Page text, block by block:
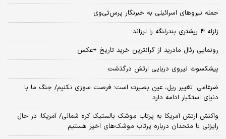
حمله نیروهای اسرائیلی به خبرنگار پرس‌تی‌وی
زلزله ۴ ریشتری بندرلنگه را لرزاند
رونمایی رئال مادرید از گرانترین خرید تاریخ +عکس
پیشکسوت نیروی دریایی ارتش درگذشت
ضرغامی: تغییر ریل، عین بصیرت است؛ فرصت سوزی نکنیم/ جنگ ما با
دنیای استکبار ادامه دارد
واکنش ارتش آمریکا به پرتاب موشک بالستیک کره شمالی/ آمریکا: در حال
رایزنی با متحدان درباره پرتاب موشک‌های اخیر هستیم